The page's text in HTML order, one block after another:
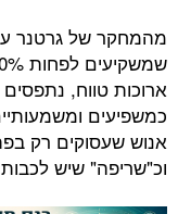
מהמחקר של גרטנר
ארוכות טווח,
כמשפיעים
אנוש שעסוקים רק
וכ"שריפה" שיש